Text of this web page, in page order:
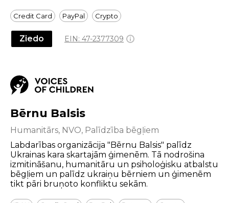
Credit Card PayPal Crypto
Ziedo EIN: 47-2377309
Bērnu Balsis
Humanitārs, NVO, Palīdzība bēgļiem
Labdarības organizācija "Bērnu Balsis" palīdz
Ukrainas kara skartajām ģimenēm. Tā nodrošina
izmitināšanu, humanitāru un psiholoģisku atbalstu
bēgļiem un palīdz ukraiņu bērniem un ģimenēm
tikt pāri bruņoto konfliktu sekām.